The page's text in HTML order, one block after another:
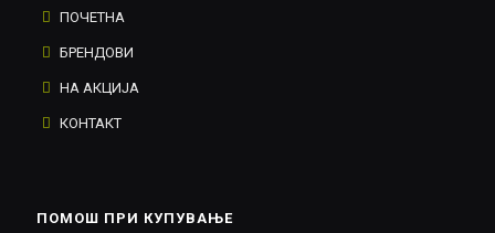
ПОЧЕТНА
БРЕНДОВИ
НА АКЦИЈА
КОНТАКТ
ПОМОШ ПРИ КУПУВАЊЕ